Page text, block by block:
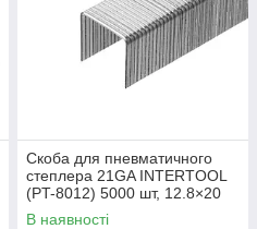
Скоба для пневматичного
степлера 21GA INTERTOOL
(PT-8012) 5000 шт, 12.8×20
мм
В наявності